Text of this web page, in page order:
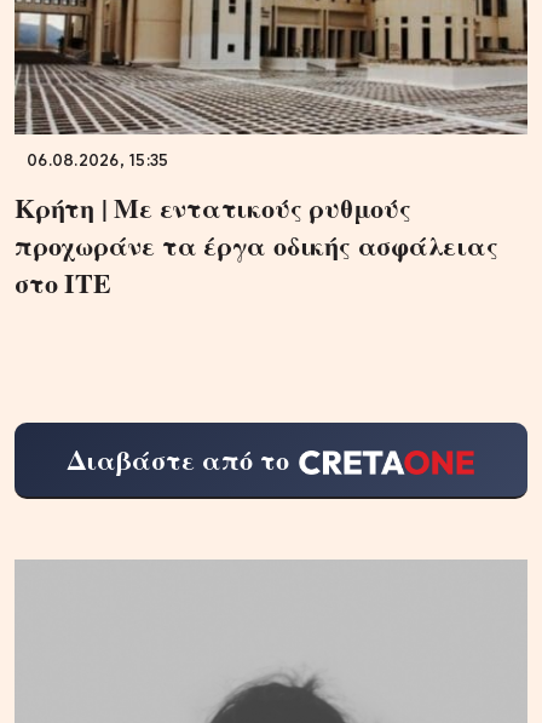
06.08.2026, 15:35
Κρήτη | Με εντατικούς ρυθμούς
προχωράνε τα έργα οδικής ασφάλειας
στο ΙΤΕ
Διαβάστε από το